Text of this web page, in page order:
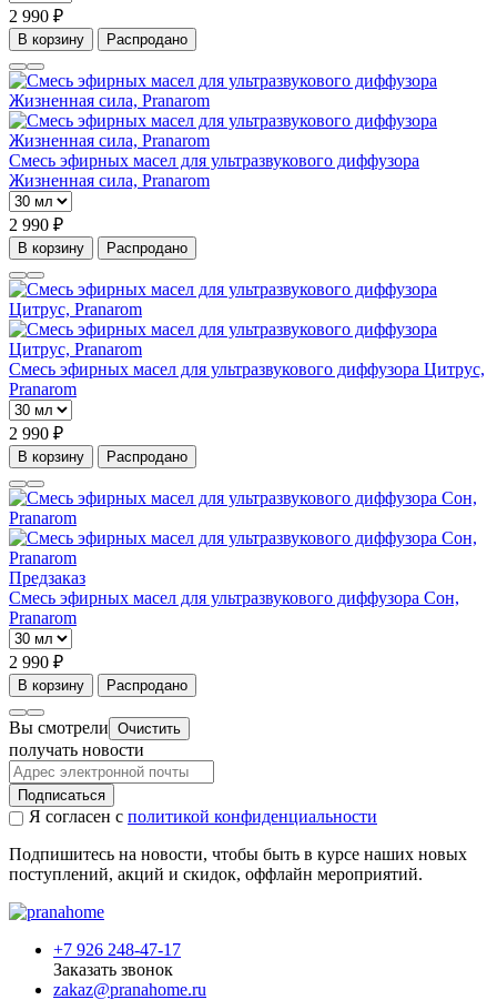
2 990 ₽
В корзину Распродано
Смесь эфирных масел для ультразвукового диффузора
Жизненная сила, Pranarom
2 990 ₽
В корзину Распродано
Смесь эфирных масел для ультразвукового диффузора Цитрус,
Pranarom
2 990 ₽
В корзину Распродано
Предзаказ
Смесь эфирных масел для ультразвукового диффузора Сон,
Pranarom
2 990 ₽
В корзину Распродано
Вы смотрели Очистить
получать новости
Подписаться
Я согласен с политикой конфиденциальности
Подпишитесь на новости, чтобы быть в курсе наших новых
поступлений, акций и скидок, оффлайн мероприятий.
+7 926 248-47-17
Заказать звонок
zakaz@pranahome.ru